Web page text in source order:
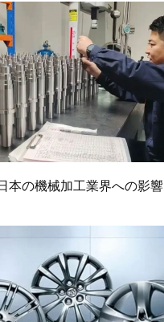
本の機械加工業界への影響